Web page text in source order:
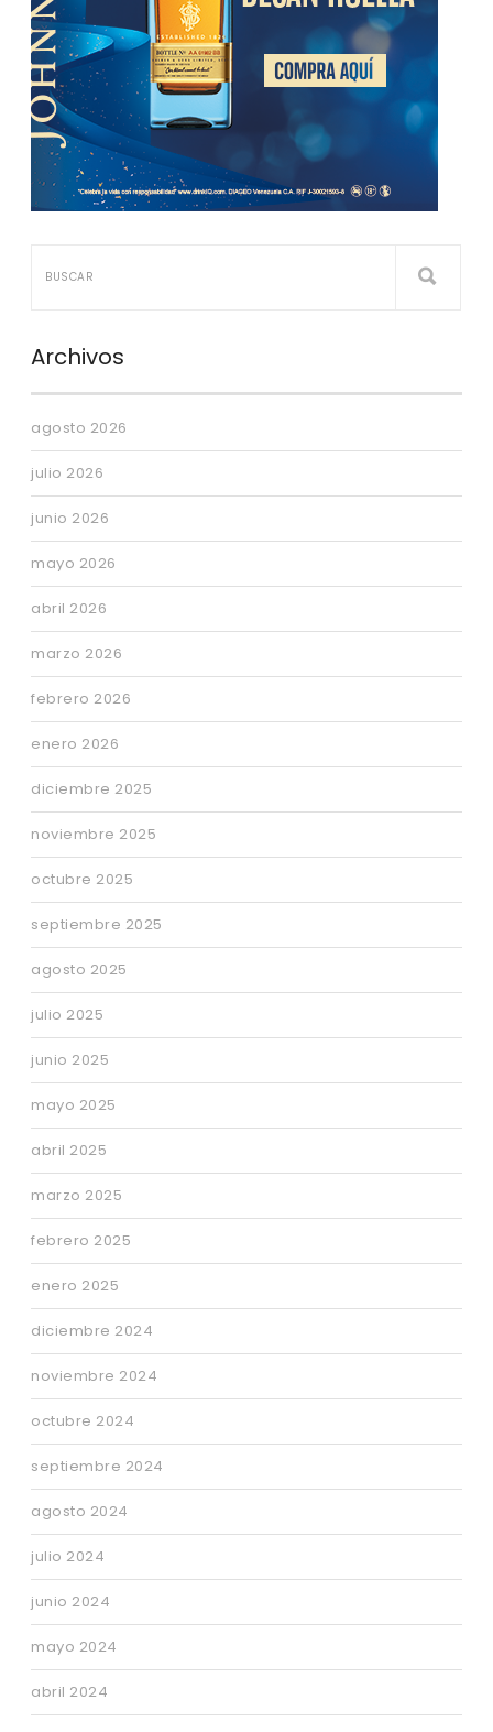
Archivos
agosto 2026
julio 2026
junio 2026
mayo 2026
abril 2026
marzo 2026
febrero 2026
enero 2026
diciembre 2025
noviembre 2025
octubre 2025
septiembre 2025
agosto 2025
julio 2025
junio 2025
mayo 2025
abril 2025
marzo 2025
febrero 2025
enero 2025
diciembre 2024
noviembre 2024
octubre 2024
septiembre 2024
agosto 2024
julio 2024
junio 2024
mayo 2024
abril 2024